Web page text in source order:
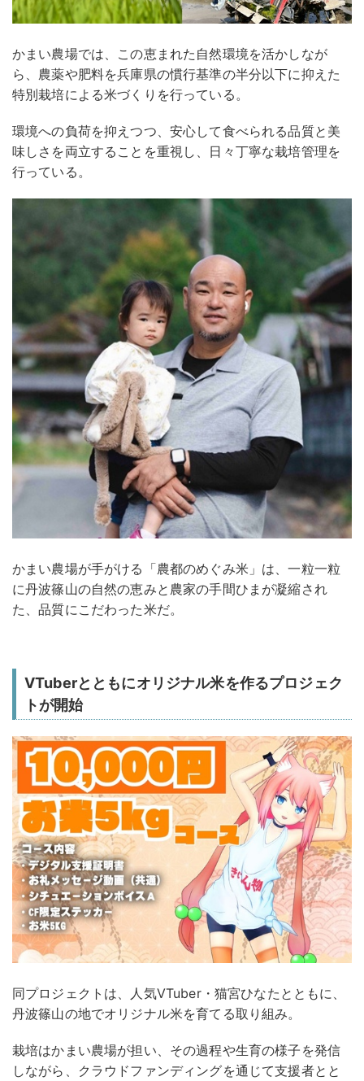
かまい農場では、この恵まれた自然環境を活かしなが
ら、農薬や肥料を兵庫県の慣行基準の半分以下に抑えた
特別栽培による米づくりを行っている。
環境への負荷を抑えつつ、安心して食べられる品質と美
味しさを両立することを重視し、日々丁寧な栽培管理を
行っている。
かまい農場が手がける「農都のめぐみ米」は、一粒一粒
に丹波篠山の自然の恵みと農家の手間ひまが凝縮され
た、品質にこだわった米だ。
VTuberとともにオリジナル米を作るプロジェク
トが開始
同プロジェクトは、人気VTuber・猫宮ひなたとともに、
丹波篠山の地でオリジナル米を育てる取り組み。
栽培はかまい農場が担い、その過程や生育の様子を発信
しながら、クラウドファンディングを通じて支援者とと